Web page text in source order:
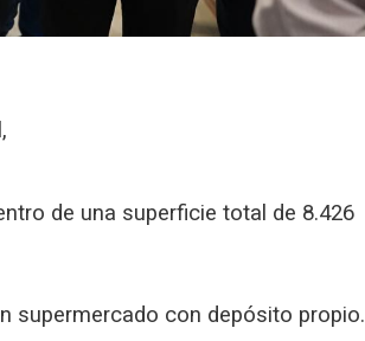
de una superficie total de 8.426
supermercado con depósito propio.